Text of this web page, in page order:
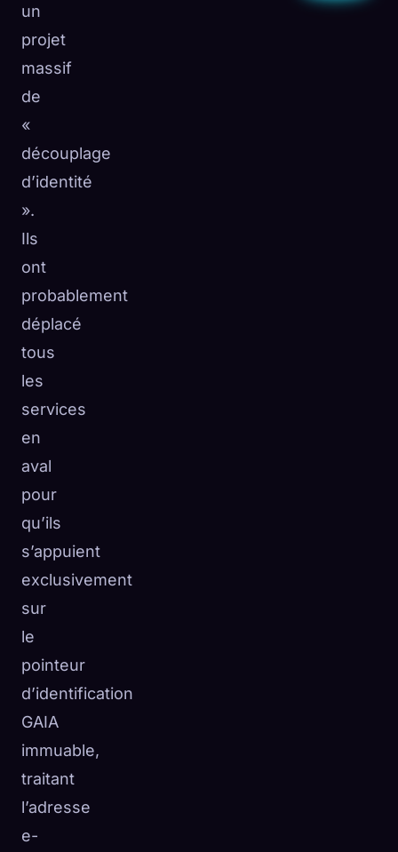
un
projet
massif
de
«
découplage
d’identité
».
Ils
ont
probablement
déplacé
tous
les
services
en
aval
pour
qu’ils
s’appuient
exclusivement
sur
le
pointeur
d’identification
GAIA
immuable,
traitant
l’adresse
e-